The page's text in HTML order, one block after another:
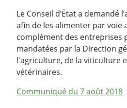
Le Conseil d’État a demandé
afin de les alimenter par voie
complément des entreprises
mandatées par la Direction
l'agriculture, de la viticulture
vétérinaires.
Communiqué du 7 août 2018